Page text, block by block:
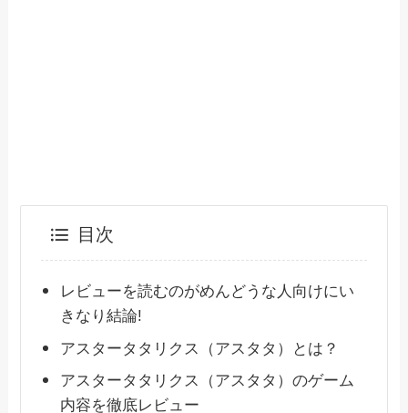
目次
レビューを読むのがめんどうな人向けにい
きなり結論!
アスタータタリクス（アスタタ）とは？
アスタータタリクス（アスタタ）のゲーム
内容を徹底レビュー